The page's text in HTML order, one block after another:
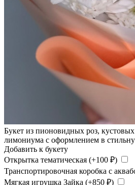
Букет из пионовидных роз,
лимониума с оформлением в
Добавить к букету
Открытка тематическая (+100 ₽)
Транспортировочная коробка с
Мягкая игрушка Зайка (+850 ₽)